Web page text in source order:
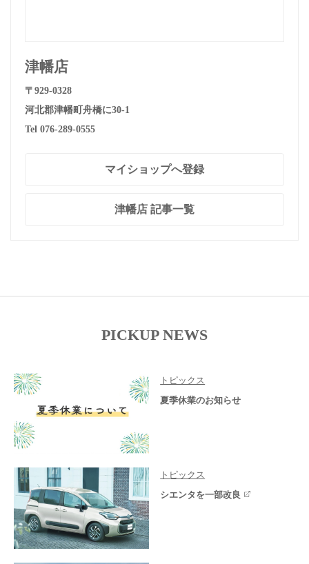
津幡店
〒929-0328
河北郡津幡町舟橋に30-1
Tel 076-289-0555
マイショップへ登録
津幡店 記事一覧
PICKUP NEWS
トピックス
夏季休業のお知らせ
トピックス
シエンタを一部改良